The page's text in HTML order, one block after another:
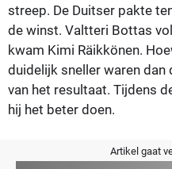
streep. De Duitser pakte
de winst. Valtteri Bottas
kwam Kimi Räikkönen.
duidelijk sneller waren dan
van het resultaat. Tijdens
hij het beter doen.
Artikel gaat